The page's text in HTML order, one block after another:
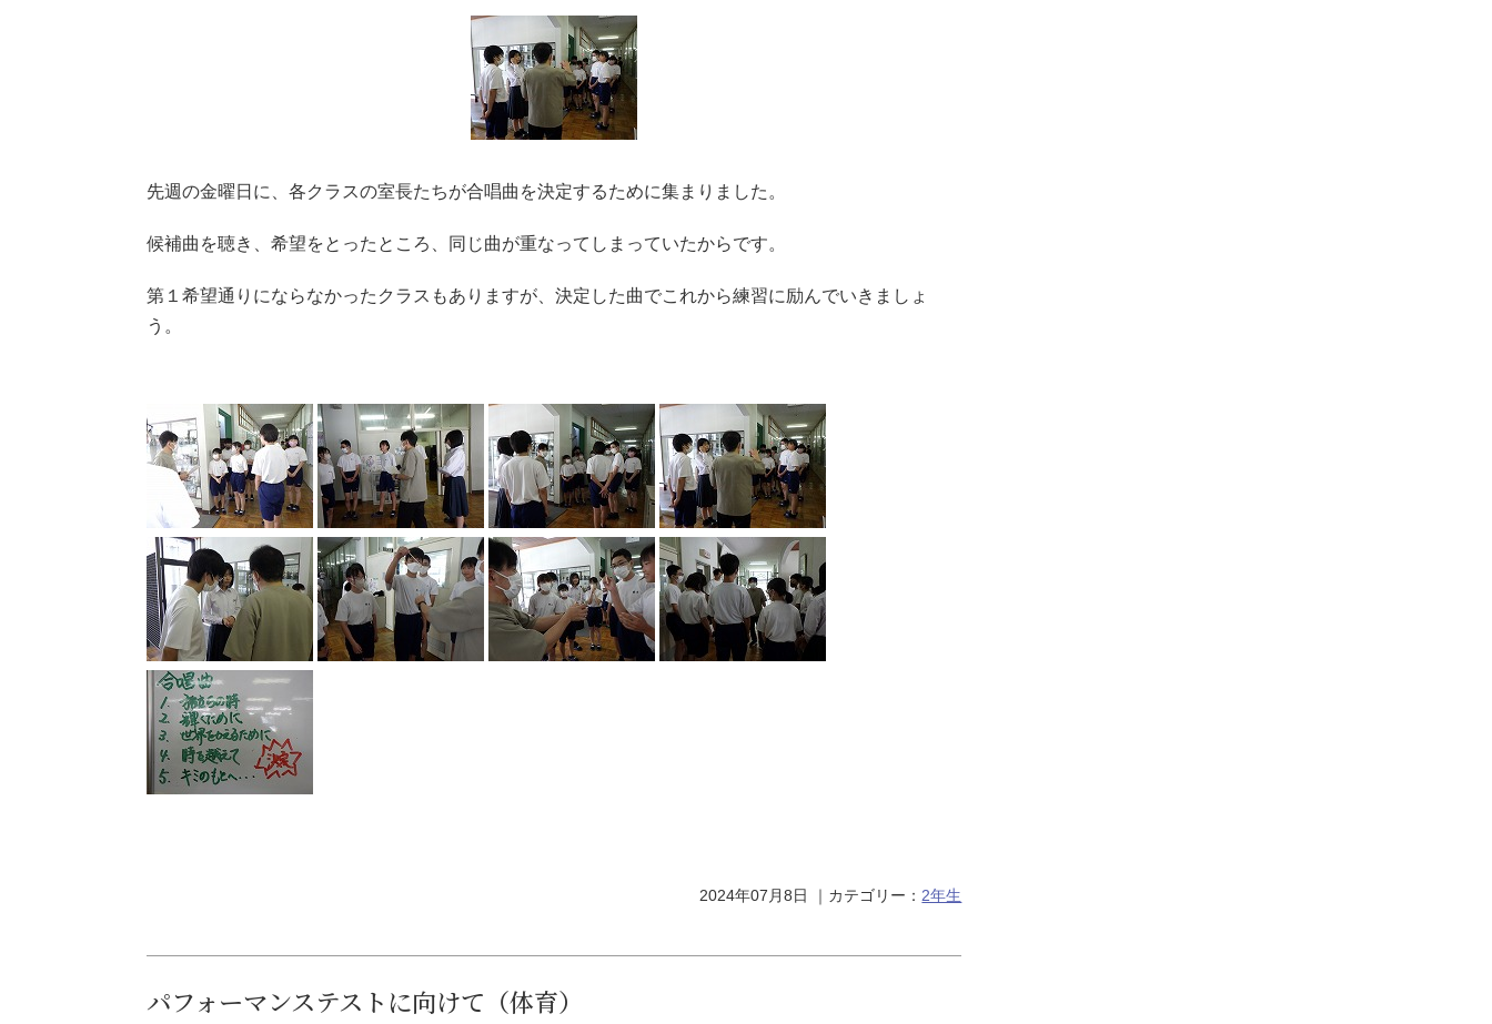
先週の金曜日に、各クラスの室長たちが合唱曲を決定するために集まりました。
候補曲を聴き、希望をとったところ、同じ曲が重なってしまっていたからです。
第１希望通りにならなかったクラスもありますが、決定した曲でこれから練習に励んでいきましょ
う。
2024年07月8日 ｜カテゴリー： 2年生
パフォーマンステストに向けて（体育）